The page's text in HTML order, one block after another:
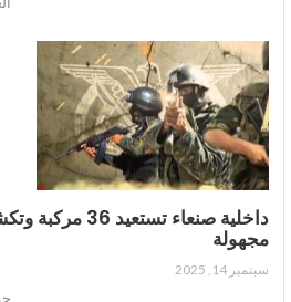
مجهولة
سبتمبر 14, 2025